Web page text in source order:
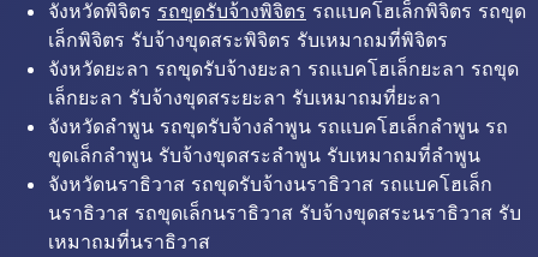
จังหวัดพิจิตร รถขุดรับจ้างพิจิตร รถแบคโฮเล็กพิจิตร รถขุด
เล็กพิจิตร รับจ้างขุดสระพิจิตร รับเหมาถมที่พิจิตร
จังหวัดยะลา รถขุดรับจ้างยะลา รถแบคโฮเล็กยะลา รถขุด
เล็กยะลา รับจ้างขุดสระยะลา รับเหมาถมที่ยะลา
จังหวัดลำพูน รถขุดรับจ้างลำพูน รถแบคโฮเล็กลำพูน รถ
ขุดเล็กลำพูน รับจ้างขุดสระลำพูน รับเหมาถมที่ลำพูน
จังหวัดนราธิวาส รถขุดรับจ้างนราธิวาส รถแบคโฮเล็ก
นราธิวาส รถขุดเล็กนราธิวาส รับจ้างขุดสระนราธิวาส รับ
เหมาถมที่นราธิวาส